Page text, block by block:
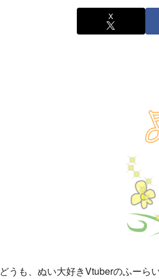
X
どうも、ぬい大好きVtuberのふーらい